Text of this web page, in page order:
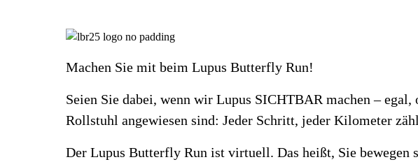
Machen Sie mit beim Lupus Butterfly Run!
Seien Sie dabei, wenn wir Lupus SICHTBAR machen –
Rollstuhl angewiesen sind: Jeder Schritt, jeder Kilometer
Der Lupus Butterfly Run ist virtuell. Das heißt, Sie